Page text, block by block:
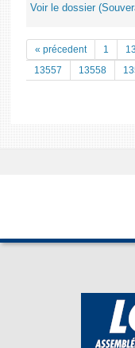
Voir le dossier
« précedent 1
13557
13558